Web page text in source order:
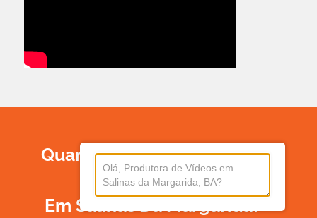
Quanto Custa Produzir Um
Vídeo
Em Salinas Da Margarida?